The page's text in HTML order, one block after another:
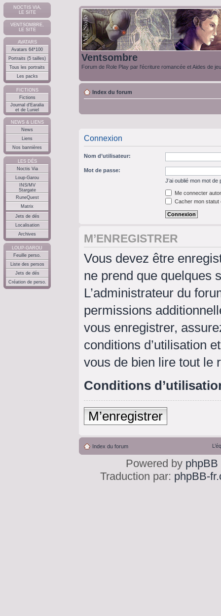
NOCTIS VIA,
LE SITE
VENTSOMBRE,
LE SITE
AVATARS
Avatars 64*100
Portraits (5 tailles)
Tous les portraits
Les packs
FICTIONS
Fictions
Journal d'Earalia
et de Luniel
NEWS & LIENS
News
Liens
Nos bannières
LES DÉS
Noctis Via
Loup-Garou
INS/MV
Stargate
RuneQuest
Matrix
Jets de dés
Localisation
Archives
LOUP-GAROU
Feuille perso.
Liste des persos
Jets de dés
Création de perso.
Ventsombre
Forum de Role Play par l'écriture romancée et Aides de
Index du forum
Connexion
Nom d’utilisateur:
Mot de passe:
J’ai oublié mon mot de
Me connecter
Cacher mon statut
M’ENREGISTRER
Vous devez être
ne prend que quelques
L’administrateur du
permissions
vous enregistrer,
conditions d’utilisation
vous de bien lire tout le
Conditions
M’enregistrer
Index du forum
Powered by phpBB
Traduction par: phpBB-